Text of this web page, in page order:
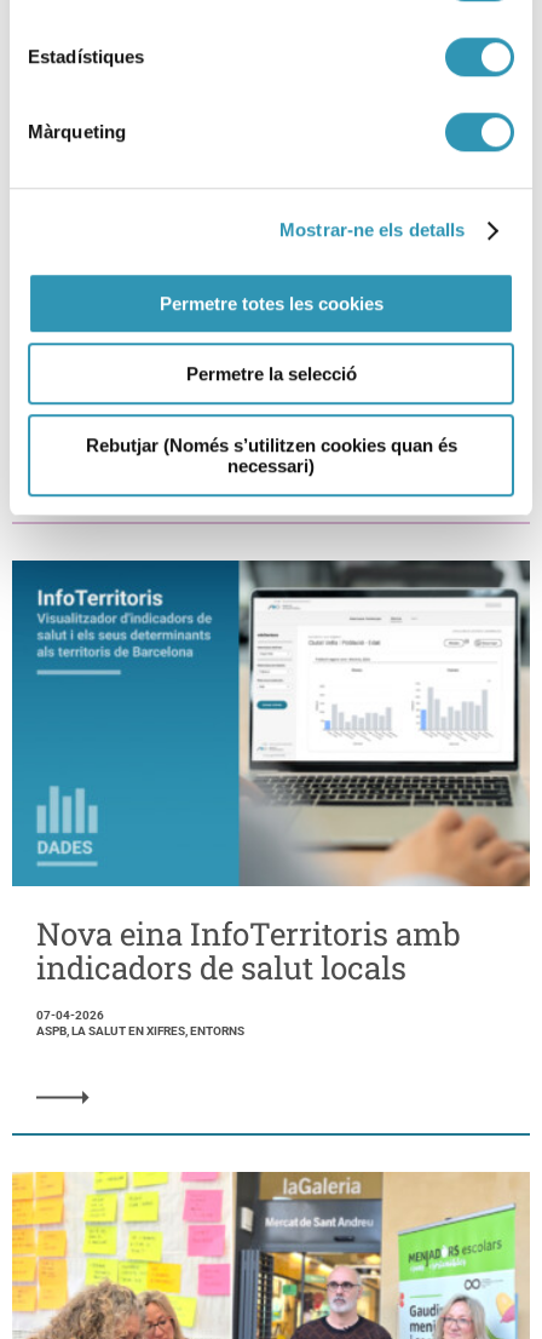
Estadístiques
Màrqueting
Mostrar-ne els detalls
Permetre totes les cookies
Permetre la selecció
Rebutjar (Només s’utilitzen cookies quan és
necessari)
Publicada la Memòria de
promoció de la salut a l’escola a
Barcelona
05-05-2026
ENTORNS
Nova eina InfoTerritoris amb
indicadors de salut locals
07-04-2026
ASPB, LA SALUT EN XIFRES, ENTORNS